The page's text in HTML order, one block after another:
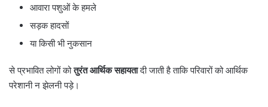
आवारा पशुओं के हमले
सड़क हादसों
या किसी भी नुकसान
से प्रभावित लोगों कोतुरंत आर्थिक सहायतादी जाती है ताकि परिवारों को आर्थिक
परेशानी न झेलनी पड़े।